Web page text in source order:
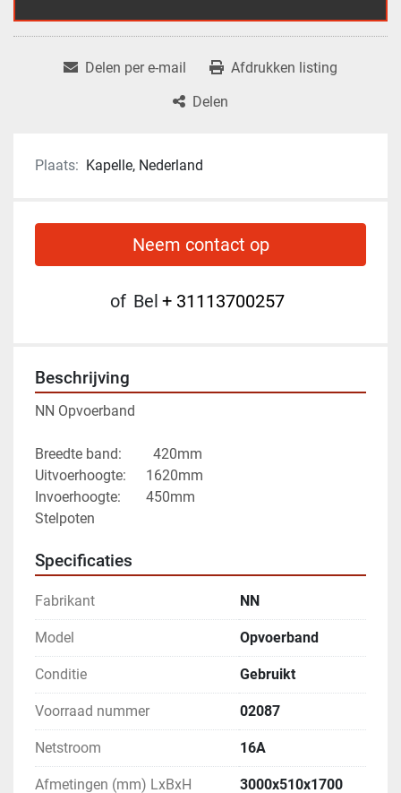
Delen per e-mail
Afdrukken listing
Delen
Plaats: Kapelle, Nederland
Neem contact op
of Bel + 31113700257
Beschrijving
NN Opvoerband
Breedte band:		 420mm
Uitvoerhoogte:	   1620mm
Invoerhoogte:       450mm
Stelpoten
Specificaties
Fabrikant NN
Model Opvoerband
Conditie Gebruikt
Voorraad nummer 02087
Netstroom 16A
Afmetingen (mm) LxBxH 3000x510x1700